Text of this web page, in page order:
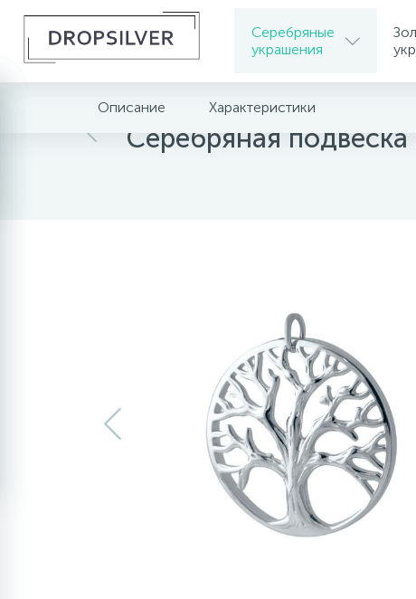
Серебряные
украшения
Главная Серебряные украшения
Серебряная
Описание Характеристики